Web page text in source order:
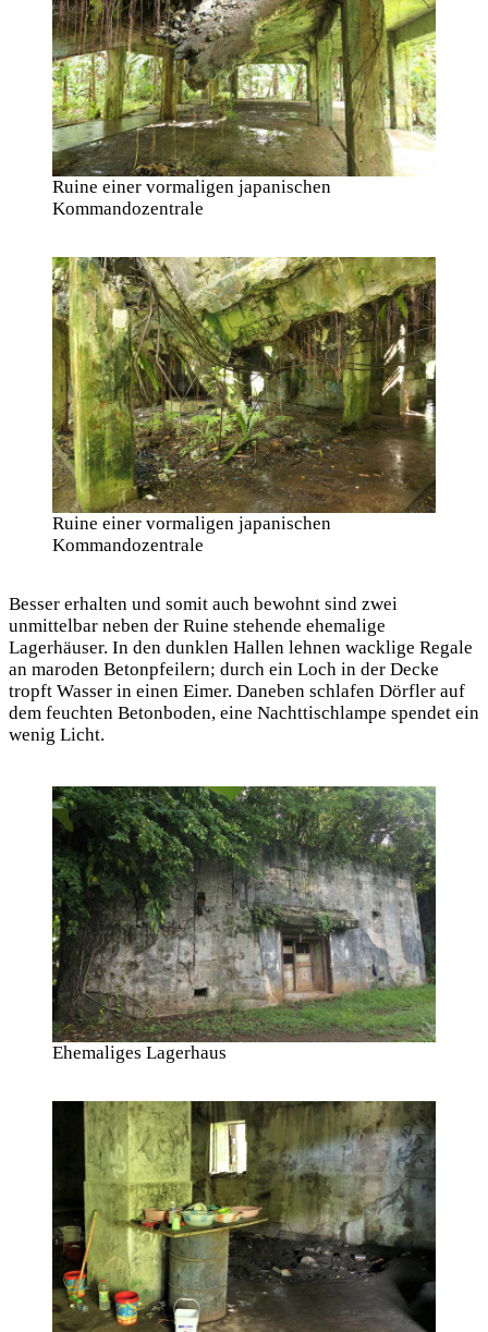
Ruine einer vormaligen japanischen
Kommandozentrale
Ruine einer vormaligen japanischen
Kommandozentrale
Besser erhalten und somit auch bewohnt sind zwei
unmittelbar neben der Ruine stehende ehemalige
Lagerhäuser. In den dunklen Hallen lehnen wacklige Regale
an maroden Betonpfeilern; durch ein Loch in der Decke
tropft Wasser in einen Eimer. Daneben schlafen Dörfler auf
dem feuchten Betonboden, eine Nachttischlampe spendet ein
wenig Licht.
Ehemaliges Lagerhaus